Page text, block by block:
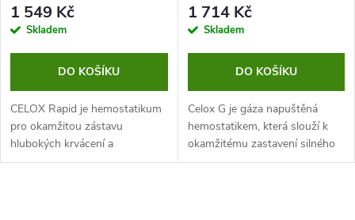
1,5 m
1 549 Kč
Skladem
DO KOŠÍKU
CELOX Rapid je hemostatikum
pro okamžitou zástavu
hlubokých krvácení a
masivnívch ran.
1 714 Kč
Skladem
DO KOŠÍKU
Celox G je gáza napuštěná
hemostatikem, která slouží k
okamžitému zastavení silného
krvácení. Jedná se o šetrný